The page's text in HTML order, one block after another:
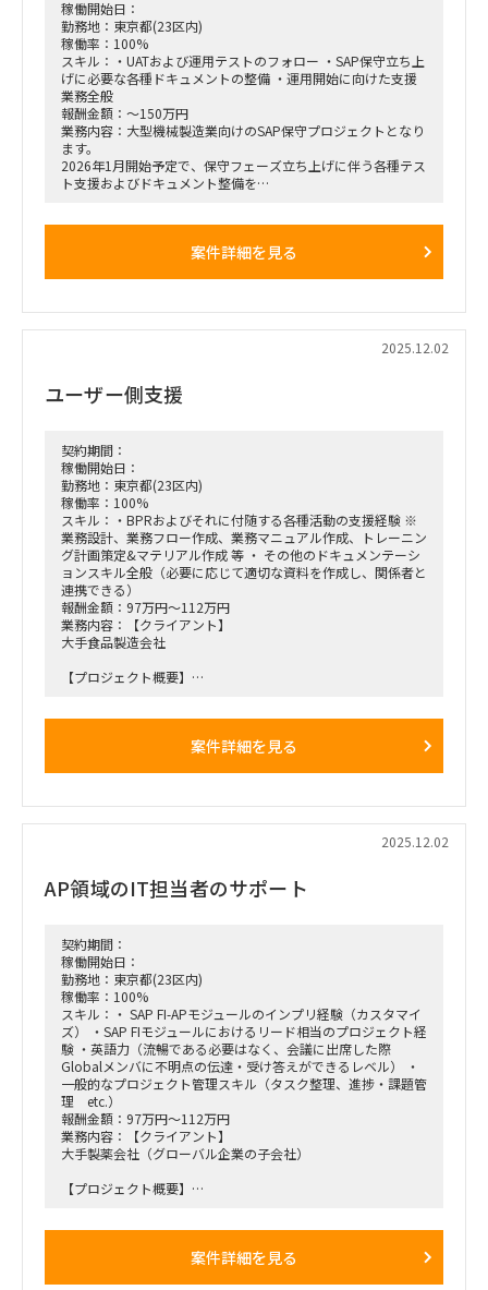
稼働開始日：
勤務地：東京都(23区内)
稼働率：100%
スキル：・UATおよび運用テストのフォロー ・SAP保守立ち上
げに必要な各種ドキュメントの整備 ・運用開始に向けた支援
業務全般
報酬金額：～150万円
業務内容：大型機械製造業向けのSAP保守プロジェクトとなり
ます。
2026年1月開始予定で、保守フェーズ立ち上げに伴う各種テス
ト支援およびドキュメント整備を
• SAP SDコンサルタント：1名
・SAP保守立ち上げに必要な各種ドキュメントの整備
・運用開始に向けた支援業務全般
案件詳細を見る
2025.12.02
ユーザー側支援
契約期間：
稼働開始日：
勤務地：東京都(23区内)
稼働率：100%
スキル：・BPRおよびそれに付随する各種活動の支援経験 ※
業務設計、業務フロー作成、業務マニュアル作成、トレーニン
グ計画策定&マテリアル作成 等 ・ その他のドキュメンテーシ
ョンスキル全般（必要に応じて適切な資料を作成し、関係者と
連携できる）
報酬金額：97万円～112万円
業務内容：【クライアント】
大手食品製造会社
【プロジェクト概要】
・親会社とグローバル展開している本業にかかわる子会社はす
・当該プロジェクトのBiz支援としてUAT実行、業務設計、マ
ニュアル修正等のドキュメンテーション、トレーニング支援を
【期間】
・26年1月以降～終了時期未定（Go Liveは2027年1月予定）
【働き方】
・オンサイト・リモート併用
・ 現状週1日のオンサイト予定（汐留のクライアントオフィ
ス）
案件詳細を見る
2025.12.02
AP領域のIT担当者のサポート
契約期間：
稼働開始日：
勤務地：東京都(23区内)
稼働率：100%
スキル：・ SAP FI-APモジュールのインプリ経験（カスタマイ
ズ） ・SAP FIモジュールにおけるリード相当のプロジェクト経
験 ・英語力（流暢である必要はなく、会議に出席した際
Globalメンバに不明点の伝達・受け答えができるレベル） ・
一般的なプロジェクト管理スキル（タスク整理、進捗・課題管
理 etc.）
報酬金額：97万円～112万円
業務内容：【クライアント】
大手製薬会社（グローバル企業の子会社）
【プロジェクト概要】
案件詳細を見る